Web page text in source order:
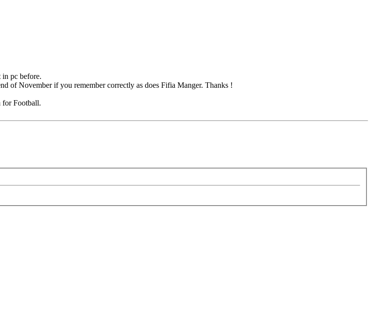
in pc before.
of November if you remember correctly as does Fifia Manger. Thanks !
Football.